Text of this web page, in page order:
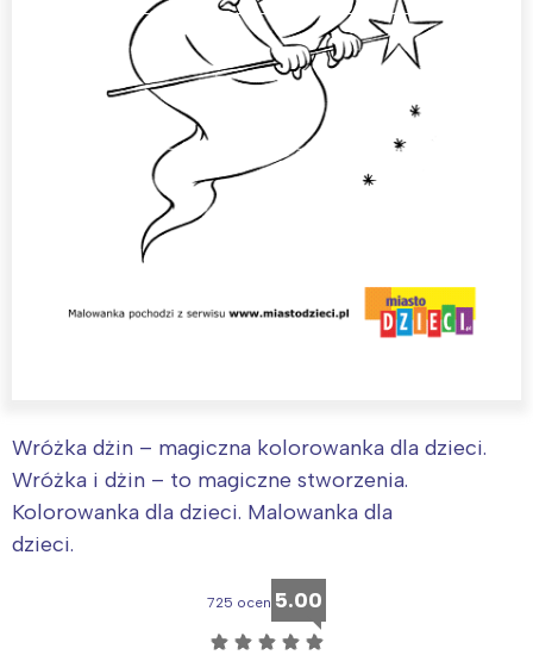
Wróżka dżin – magiczna kolorowanka dla dzieci.
Wróżka i dżin – to magiczne stworzenia.
Kolorowanka dla dzieci. Malowanka dla
dzieci.
725 ocen 5.00
☆ ☆ ☆ ☆ ☆